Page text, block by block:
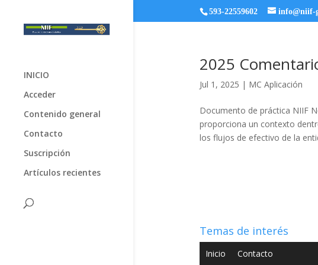
593-22559602 info@niif-
INICIO
Acceder
Contenido general
Contacto
Suscripción
Artículos recientes
2025
Jul 1, 2025 | MC Aplicación
Documento de práctica NIIF
proporciona un contexto
los flujos de efectivo de la
Temas de interés
Inicio Contacto